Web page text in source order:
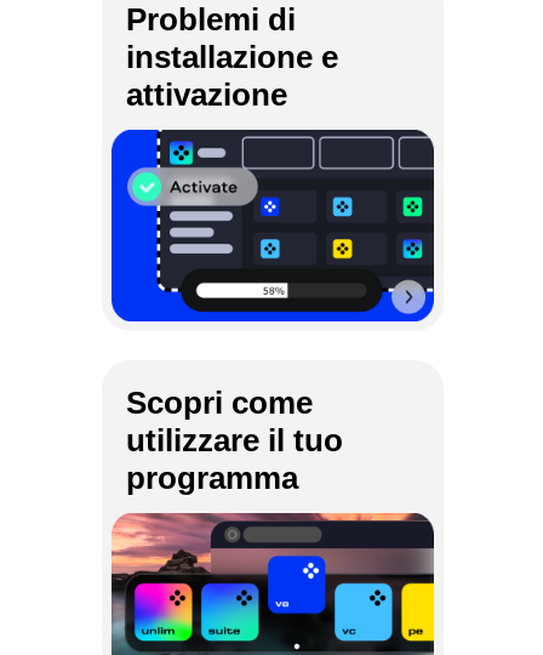
Problemi di
installazione e
attivazione
Scopri come
utilizzare il tuo
programma